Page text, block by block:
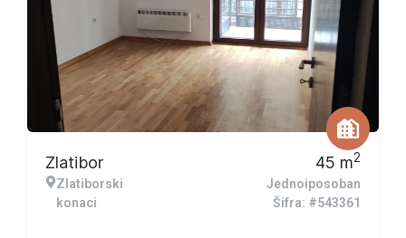
Zlatibor
Zlatiborski
konaci
45 m2
Jednoiposoban
Šifra: #543361